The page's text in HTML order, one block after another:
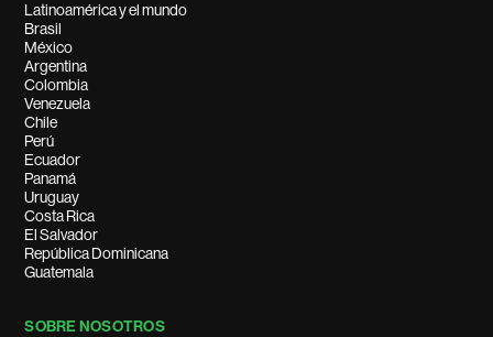
Latinoamérica y el mundo
Brasil
México
Argentina
Colombia
Venezuela
Chile
Perú
Ecuador
Panamá
Uruguay
Costa Rica
El Salvador
República Dominicana
Guatemala
SOBRE NOSOTROS